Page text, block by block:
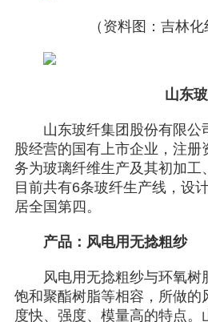
（资料图：吉林化
山东
山东玻纤集团股份有限公
股经营的国有上市企业，注册
务为玻璃纤维生产及其初加工
目前共有6条玻纤生产线，设
居全国第四。
产品：风电用无捻粗纱
风电用无捻粗纱与环氧树
饱和聚酯树脂等相容，所做的
度快、强度、模量高的特点。